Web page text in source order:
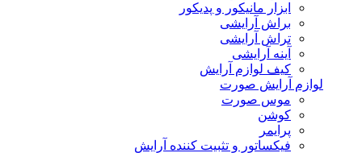
ابزار مانیکور و پدیکور
براش آرایشی
تراش آرایشی
آینه آرایشی
کیف لوازم آرایش
لوازم آرایش صورت
موس صورت
کوشن
پرایمر
فیکساتور و تثبیت کننده آرایش